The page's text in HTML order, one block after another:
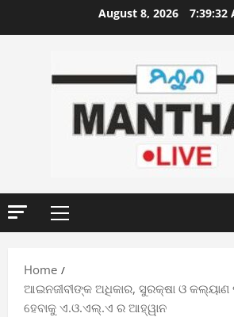
August 8, 2026 7:39:33
Primary
Home
ଆଇନଜୀବୀଙ୍କ ଅଧିକାର, ସୁରକ୍ଷା ଓ
ହେବାକୁ ଏ.ଓ.ଏଲ୍.ଏ ର ଆହ୍ୱାନ